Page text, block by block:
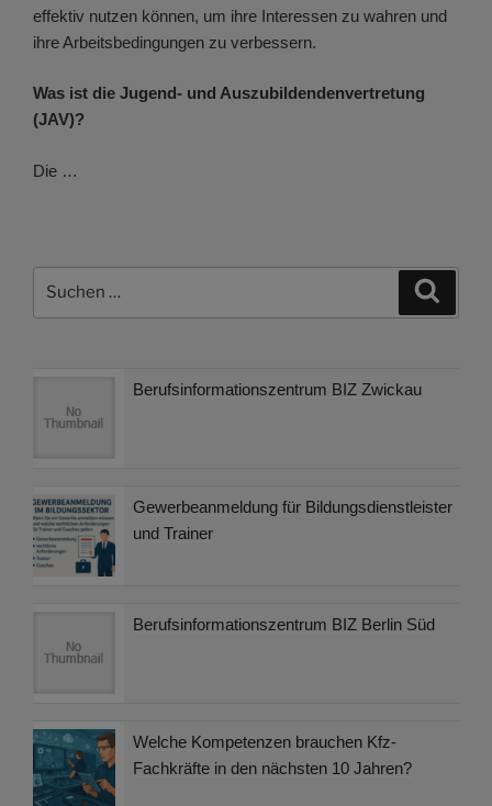
effektiv nutzen können, um ihre Interessen zu wahren und
ihre Arbeitsbedingungen zu verbessern.
Was ist die Jugend- und Auszubildendenvertretung
(JAV)?
Die …
Berufsinformationszentrum BIZ Zwickau
Gewerbeanmeldung für Bildungsdienstleister
und Trainer
Berufsinformationszentrum BIZ Berlin Süd
Welche Kompetenzen brauchen Kfz-
Fachkräfte in den nächsten 10 Jahren?